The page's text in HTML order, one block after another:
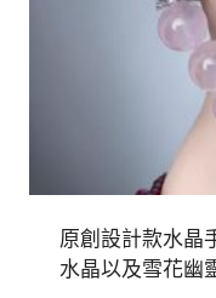
原創設計款水晶
水晶以及雪花幽